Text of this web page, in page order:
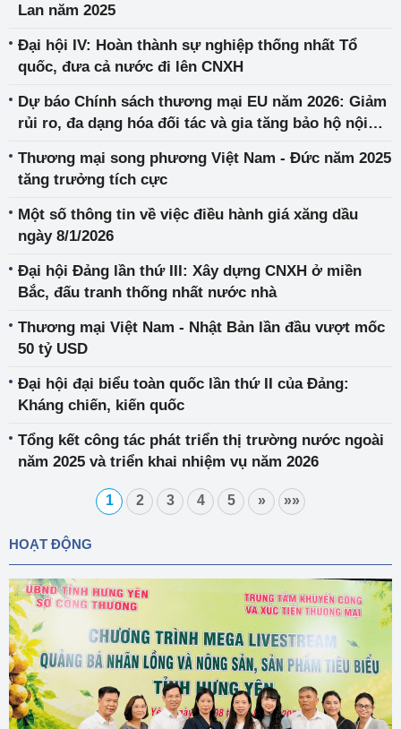
Lan năm 2025
Đại hội IV: Hoàn thành sự nghiệp thống nhất Tổ
quốc, đưa cả nước đi lên CNXH
Dự báo Chính sách thương mại EU năm 2026: Giảm
rủi ro, đa dạng hóa đối tác và gia tăng bảo hộ nội
Thương mại song phương Việt Nam - Đức năm 2025
tăng trưởng tích cực
Một số thông tin về việc điều hành giá xăng dầu
ngày 8/1/2026
Đại hội Đảng lần thứ III: Xây dựng CNXH ở miền
Bắc, đấu tranh thống nhất nước nhà
Thương mại Việt Nam - Nhật Bản lần đầu vượt mốc
50 tỷ USD
Đại hội đại biểu toàn quốc lần thứ II của Đảng:
Kháng chiến, kiến quốc
Tổng kết công tác phát triển thị trường nước ngoài
năm 2025 và triển khai nhiệm vụ năm 2026
1 2 3 4 5 » »»
HOẠT ĐỘNG